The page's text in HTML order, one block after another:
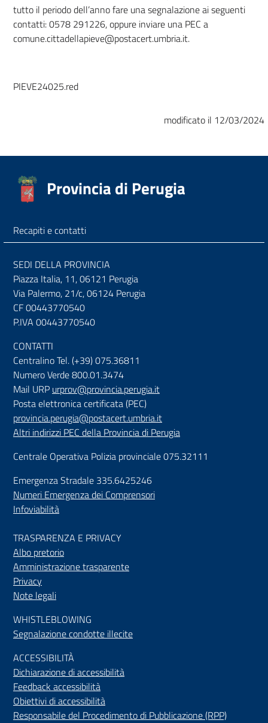
tutto il periodo dell’anno fare una segnalazione ai seguenti
contatti: 0578 291226, oppure inviare una PEC a
comune.cittadellapieve@postacert.umbria.it.
PIEVE24025.red
modificato il 12/03/2024
Provincia di Perugia
Recapiti e contatti
SEDI DELLA PROVINCIA
Piazza Italia, 11, 06121 Perugia
Via Palermo, 21/c, 06124 Perugia
CF 00443770540
P.IVA 00443770540
CONTATTI
Centralino Tel. (+39) 075.36811
Numero Verde 800.01.3474
Mail URP urprov@provincia.perugia.it
Posta elettronica certificata (PEC)
provincia.perugia@postacert.umbria.it
Altri indirizzi PEC della Provincia di Perugia
Centrale Operativa Polizia provinciale 075.32111
Emergenza Stradale 335.6425246
Numeri Emergenza dei Comprensori
Infoviabilità
TRASPARENZA E PRIVACY
Albo pretorio
Amministrazione trasparente
Privacy
Note legali
WHISTLEBLOWING
Segnalazione condotte illecite
ACCESSIBILITÀ
Dichiarazione di accessibilità
Feedback accessibilità
Obiettivi di accessibilità
Responsabile del Procedimento di Pubblicazione (RPP)